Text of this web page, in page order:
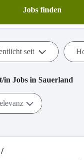
Jobs finden
seit
in Jobs in Sauerland